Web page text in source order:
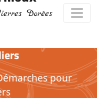
Dorées
pour